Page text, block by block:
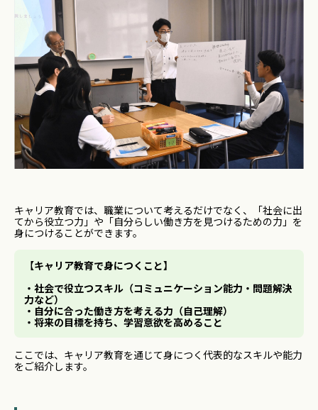
キャリア教育では、職業について考えるだけでなく、「社会に出
てから役立つ力」や「自分らしい働き方を見つけるための力」を
身につけることができます。
【キャリア教育で身につくこと】
・社会で役立つスキル（コミュニケーション能力・問題解決
力など）
・自分に合った働き方を考える力（自己理解）
・将来の目標を持ち、学習意欲を高めること
ここでは、キャリア教育を通じて身につく代表的なスキルや能力
をご紹介します。